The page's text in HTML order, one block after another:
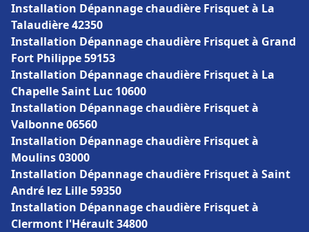
Installation Dépannage chaudière Frisquet à La
Talaudière 42350
Installation Dépannage chaudière Frisquet à Grand
Fort Philippe 59153
Installation Dépannage chaudière Frisquet à La
Chapelle Saint Luc 10600
Installation Dépannage chaudière Frisquet à
Valbonne 06560
Installation Dépannage chaudière Frisquet à
Moulins 03000
Installation Dépannage chaudière Frisquet à Saint
André lez Lille 59350
Installation Dépannage chaudière Frisquet à
Clermont l'Hérault 34800